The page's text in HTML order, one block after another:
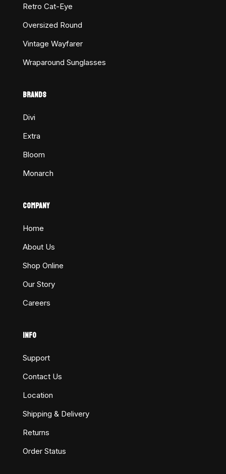
Retro Cat-Eye
Oversized Round
Vintage Wayfarer
Wraparound Sunglasses
BRANDS
Divi
Extra
Bloom
Monarch
COMPANY
Home
About Us
Shop Online
Our Story
Careers
INFO
Support
Contact Us
Location
Shipping & Delivery
Returns
Order Status